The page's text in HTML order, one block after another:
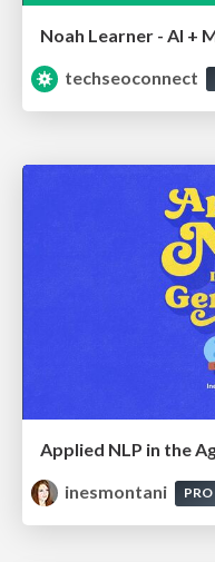
techseoconnect
Applied NLP in the
inesmontani
PRO